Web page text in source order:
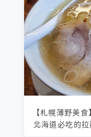
【札幌薄野美
北海道必吃的